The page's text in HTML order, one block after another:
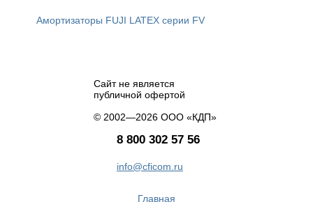
Амортизаторы FUJI LATEX серии FV
Сайт не является
публичной офертой
© 2002—2026 ООО «КДП»
8 800 302 57 56
info@cficom.ru
Главная